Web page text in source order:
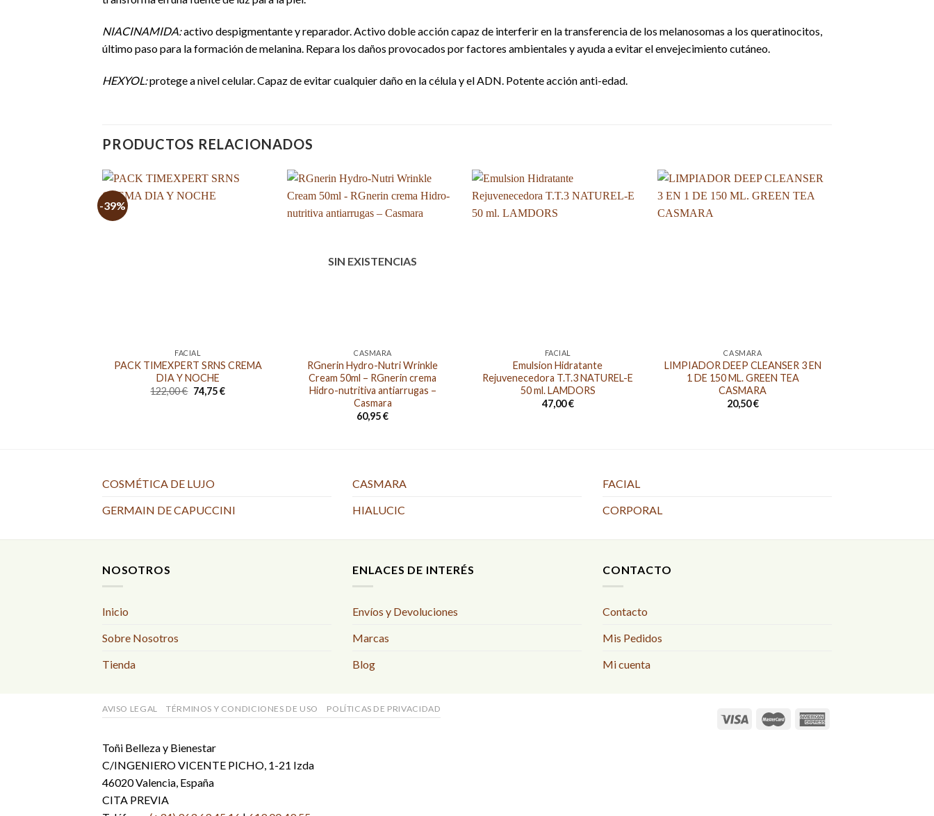
NIACINAMIDA:activo despigmentante y reparador. Activo doble acción capaz de interferir en la transferencia de los melanosomas a los queratinocitos,
último paso para la formación de melanina. Repara los daños provocados por factores ambientales y ayuda a evitar el envejecimiento cutáneo.
HEXYOL:protege a nivel celular. Capaz de evitar cualquier daño en la célula y el ADN. Potente acción anti-edad.
PRODUCTOS RELACIONADOS
-39%
FACIAL
PACK TIMEXPERT SRNS CREMA
DIA Y NOCHE
122,00€ El
precio
74,75€El
SIN EXISTENCIAS
CASMARA
RGnerin Hydro-Nutri Wrinkle
Cream 50ml – RGnerin crema
Hidro-nutritiva antiarrugas –
Casmara
60,95€
FACIAL
Emulsion Hidratante
Rejuvenecedora T.T.3 NATUREL-E
50 ml. LAMDORS
47,00€
CASMARA
LIMPIADOR DEEP CLEANSER 3 EN
1 DE 150 ML. GREEN TEA
CASMARA
20,50€
COSMÉTICA DE LUJO
GERMAIN DE CAPUCCINI
CASMARA
HIALUCIC
FACIAL
CORPORAL
NOSOTROS
Inicio
Sobre Nosotros
Tienda
ENLACES DE INTERÉS
Envíos y Devoluciones
Marcas
Blog
CONTACTO
Contacto
Mis Pedidos
Mi cuenta
AVISO LEGAL TÉRMINOS Y CONDICIONES DE USO POLÍTICAS DE PRIVACIDAD
Toñi Belleza y Bienestar
C/INGENIERO VICENTE PICHO, 1-21 Izda
46020 Valencia, España
CITA PREVIA